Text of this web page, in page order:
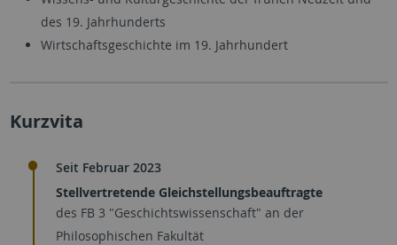
des 19. Jahrhunderts
Wirtschaftsgeschichte im 19. Jahrhundert
Kurzvita
Seit Februar 2023
Stellvertretende Gleichstellungsbeauftragte
des FB 3 "Geschichtswissenschaft" an der
Philosophischen Fakultät